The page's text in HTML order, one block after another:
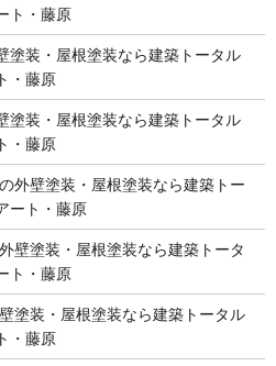
ト・藤原
塗装・屋根塗装なら建築トータル
・藤原
塗装・屋根塗装なら建築トータル
・藤原
外壁塗装・屋根塗装なら建築トー
ート・藤原
壁塗装・屋根塗装なら建築トータ
ト・藤原
塗装・屋根塗装なら建築トータル
・藤原